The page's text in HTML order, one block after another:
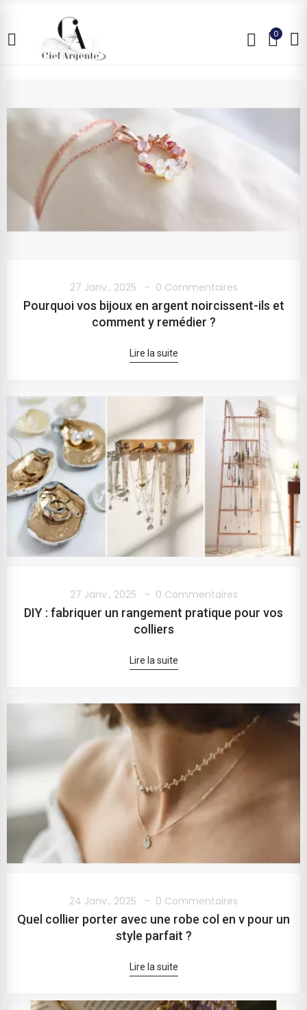
0
27 Janv., 2025 0 Commentaires
Pourquoi vos bijoux en argent noircissent-ils et
comment y remédier ?
Lire la suite
27 Janv., 2025 0 Commentaires
DIY : fabriquer un rangement pratique pour vos
colliers
Lire la suite
24 Janv., 2025 0 Commentaires
Quel collier porter avec une robe col en v pour un
style parfait ?
Lire la suite